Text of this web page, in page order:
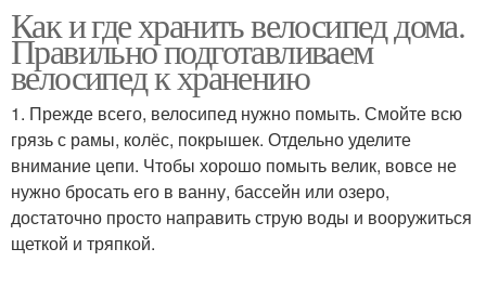
Велобайка к потолку Велосипед на балконе
Велосипед к
межсезонью
Велосипед на
лестничной площадке
Как и где хранить велосипед дома.
Правильно подготавливаем
велосипед к хранению
1. Прежде всего, велосипед нужно помыть. Смойте всю
грязь с рамы, колёс, покрышек. Отдельно уделите
внимание цепи. Чтобы хорошо помыть велик, вовсе не
нужно бросать его в ванну, бассейн или озеро,
достаточно просто направить струю воды и вооружиться
щеткой и тряпкой.